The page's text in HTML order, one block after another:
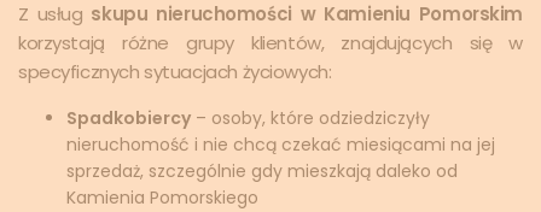
Z usług skupu nieruchomości w Kamieniu Pomorskim
korzystają różne grupy klientów, znajdujących się w
specyficznych sytuacjach życiowych:
Spadkobiercy – osoby, które odziedziczyły
nieruchomość i nie chcą czekać miesiącami na jej
sprzedaż, szczególnie gdy mieszkają daleko od
Kamienia Pomorskiego